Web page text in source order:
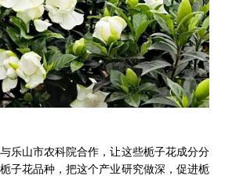
乐山市农科院合作，让这些栀子花成分分
子花品种，把这个产业研究做深，促进栀